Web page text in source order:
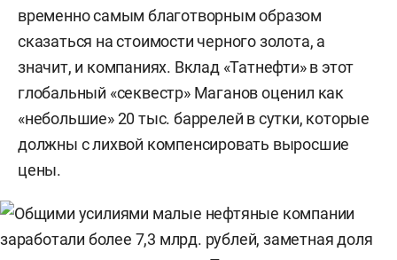
временно самым благотворным образом
сказаться на стоимости черного золота, а
значит, и компаниях. Вклад «Татнефти» в этот
глобальный «секвестр» Маганов оценил как
«небольшие» 20 тыс. баррелей в сутки, которые
должны с лихвой компенсировать выросшие
цены.